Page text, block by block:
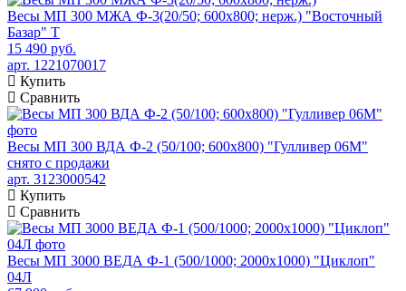
Весы МП 300 МЖА Ф-3(20/50; 600х800; нерж.) "Восточный
Базар" Т
15 490 руб.
арт. 1221070017
Купить
Сравнить
Весы МП 300 ВДА Ф-2 (50/100; 600х800) "Гулливер 06М"
снято с продажи
арт. 3123000542
Купить
Сравнить
Весы МП 3000 ВЕДА Ф-1 (500/1000; 2000х1000) "Циклоп"
04Л